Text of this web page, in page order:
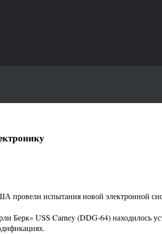
провели испытания новой электронной
Берк» USS Carney (DDG-64) находилось